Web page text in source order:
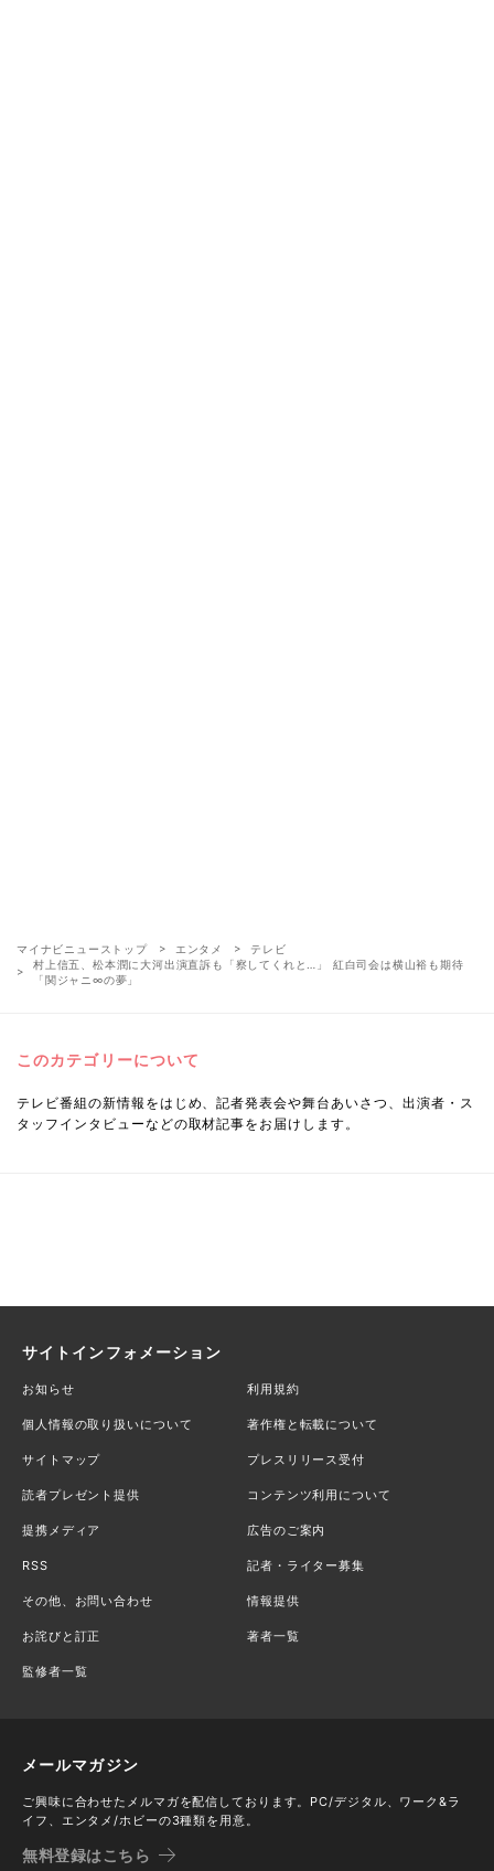
マイナビニューストップ エンタメ
テレビ
村上信五、松本潤に大河出演直訴も「察してくれと…」 紅白司会は横山裕も期待
「関ジャニ∞の夢」
このカテゴリーについて
テレビ番組の新情報をはじめ、記者発表会や舞台あいさつ、出演者・ス
タッフインタビューなどの取材記事をお届けします。
サイトインフォメーション
お知らせ 利用規約
個人情報の取り扱いについて 著作権と転載について
サイトマップ プレスリリース受付
読者プレゼント提供 コンテンツ利用について
提携メディア 広告のご案内
RSS 記者・ライター募集
その他、お問い合わせ 情報提供
お詫びと訂正 著者一覧
監修者一覧
メールマガジン
ご興味に合わせたメルマガを配信しております。PC/デジタル、ワーク&ラ
イフ、エンタメ/ホビーの3種類を用意。
無料登録はこちら